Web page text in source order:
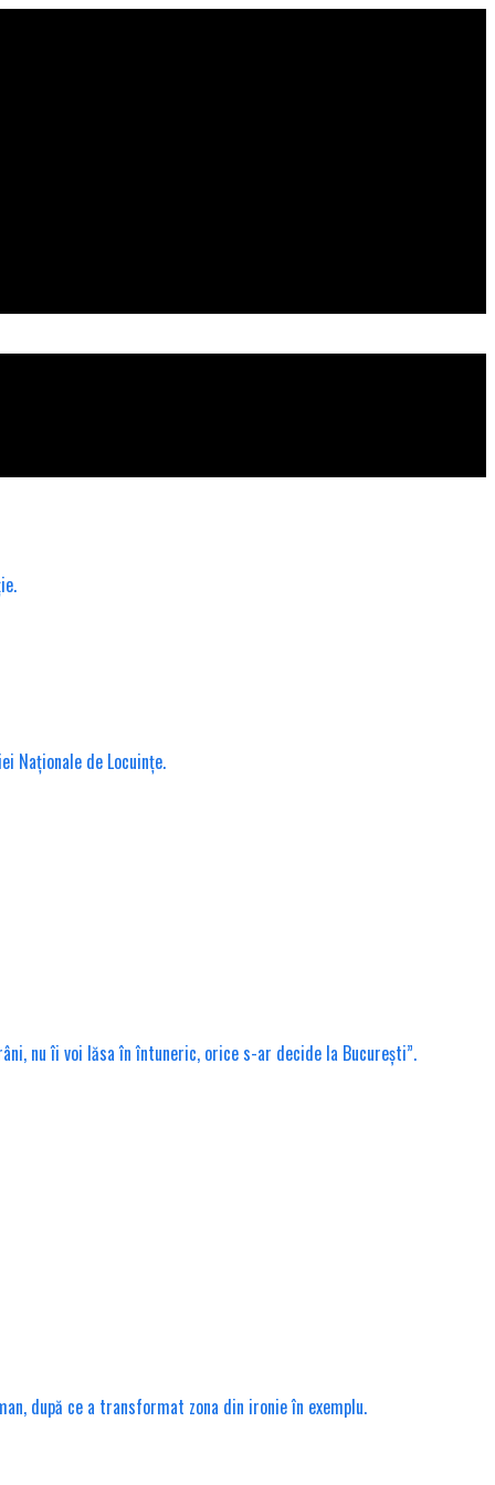
Naționale de Locuințe.
nu îi voi lăsa în întuneric, orice s-ar decide la București”.
după ce a transformat zona din ironie în exemplu.